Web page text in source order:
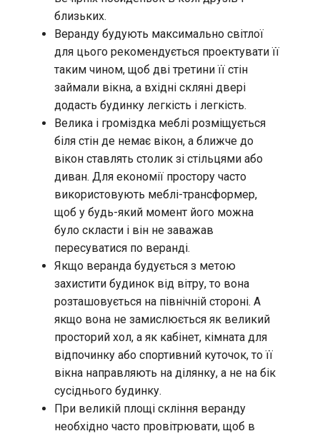
близьких.
Веранду будують максимально світлої
для цього рекомендується проектувати її
таким чином, щоб дві третини її стін
займали вікна, а вхідні скляні двері
додасть будинку легкість і легкість.
Велика і громіздка меблі розміщується
біля стін де немає вікон, а ближче до
вікон ставлять столик зі стільцями або
диван. Для економії простору часто
використовують меблі-трансформер,
щоб у будь-який момент його можна
було скласти і він не заважав
пересуватися по веранді.
Якщо веранда будується з метою
захистити будинок від вітру, то вона
розташовується на північній стороні. А
якщо вона не замислюється як великий
просторий хол, а як кабінет, кімната для
відпочинку або спортивний куточок, то її
вікна направляють на ділянку, а не на бік
сусіднього будинку.
При великій площі скління веранду
необхідно часто провітрювати, щоб в